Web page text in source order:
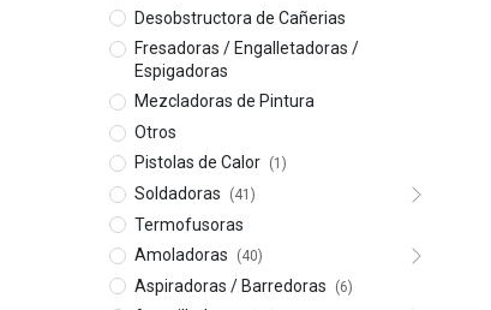
Desobstructora de Cañerias
Fresadoras / Engalletadoras /
Espigadoras
Mezcladoras de Pintura
Otros
Pistolas de Calor
(1)
Soldadoras (41)
Termofusoras
Amoladoras
(40)
Aspiradoras / Barredoras (6)